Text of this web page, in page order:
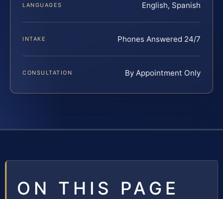
LANGUAGES English, Spanish
INTAKE Phones Answered 24/7
CONSULTATION By Appointment Only
ON THIS PAGE